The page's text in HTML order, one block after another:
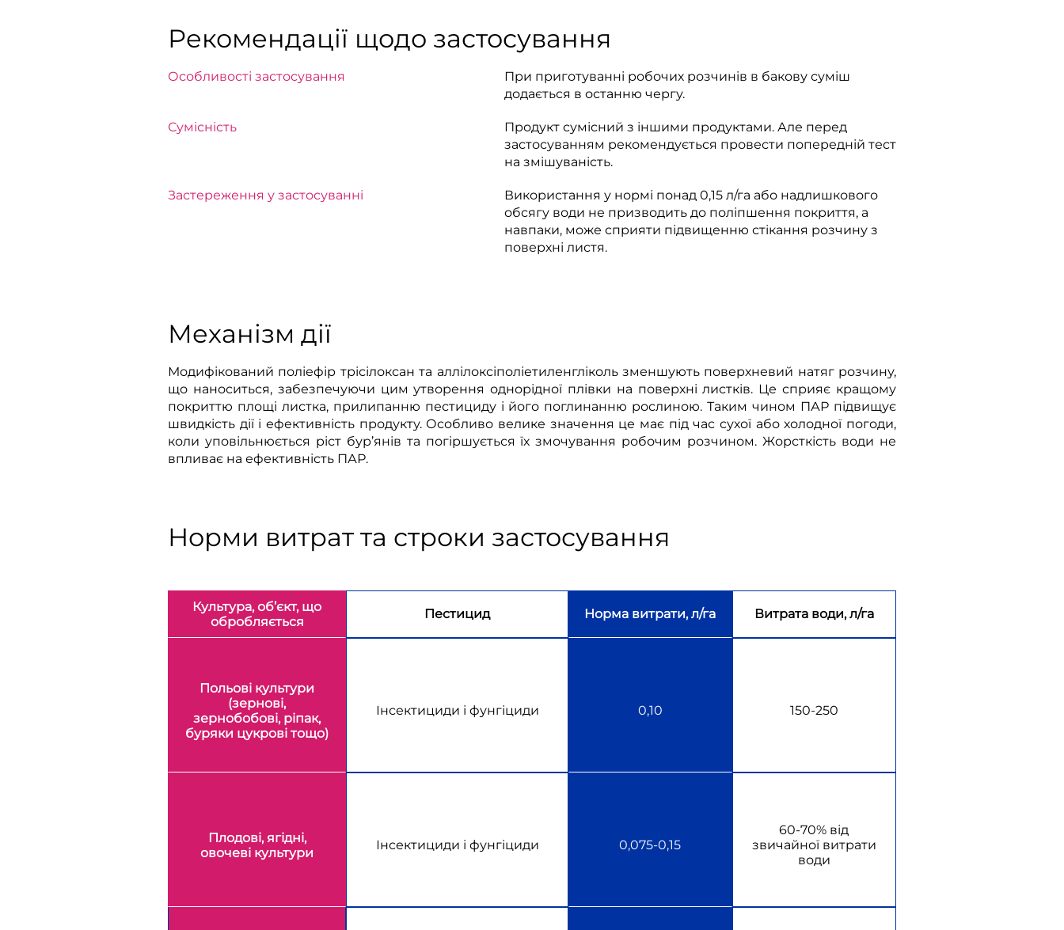
Рекомендації щодо застосування
Особливості застосування
При приготуванні робочих розчинів в бакову суміш
додається в останню чергу.
Сумісність
Продукт сумісний з іншими продуктами. Але перед
застосуванням рекомендується провести попередній тест
на змішуваність.
Застереження у застосуванні
Використання у нормі понад 0,15 л/га або надлишкового
обсягу води не призводить до поліпшення покриття, а
навпаки, може сприяти підвищенню стікання розчину з
поверхні листя.
Механізм дії
Модифікований поліефір трісілоксан та аллілоксіполіетиленгліколь зменшують поверхневий натяг розчину,
що наноситься, забезпечуючи цим утворення однорідної плівки на поверхні листків. Це сприяє кращому
покриттю площі листка, прилипанню пестициду і його поглинанню рослиною. Таким чином ПАР підвищує
швидкість дії і ефективність продукту. Особливо велике значення це має під час сухої або холодної погоди,
коли уповільнюється ріст бур’янів та погіршується їх змочування робочим розчином. Жорсткість води не
впливає на ефективність ПАР.
Норми витрат та строки застосування
Культура, об’єкт, що
обробляється
Пестицид Норма витрати, л/га Витрата води, л/га
Польові культури
(зернові,
зернобобові, ріпак,
буряки цукрові тощо)
Інсектициди і фунгіциди 0,10 150-250
Плодові, ягідні,
овочеві культури
Інсектициди і фунгіциди 0,075-0,15
60-70% від
звичайної витрати
води